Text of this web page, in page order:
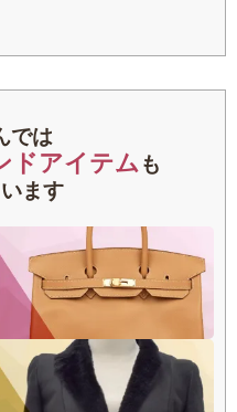
では
ドアイテムも
ます